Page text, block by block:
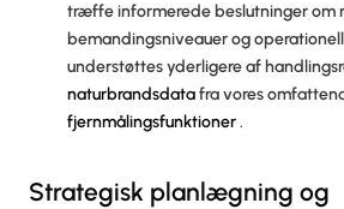
træffe informerede beslutninger om
bemandingsniveauer og
understøttes yderligere af
naturbrandsdatafra vores
fjernmålingsfunktioner.
Strategisk planlægning og